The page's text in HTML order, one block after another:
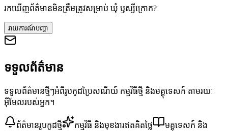
រកឃើញព័ត៌មានមិនត្រឹមត្រូវសម្រាប់ ឃុំ ឫស្សីក្រោក?
រាយការណ៍បញ្ហា
ទទួលព័ត៌មាន
ទទួលព័ត៌មានថ្មីៗអំពីរូបកូដប្រៃសណីយ៍ កម្មវិធីថ្មី និងមគ្គុទេសក៍ តាមរយៈ
អ៊ីមែលរបស់អ្នក។
ព័ត៌មានរូបកូដថ្មី កម្មវិធី និងមុខងារឥតគិតថ្លៃ
មគ្គុទេសក៍ និង